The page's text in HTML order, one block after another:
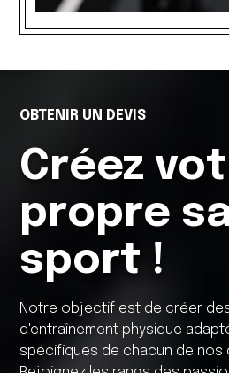
OBTENIR UN DEVIS
Créez
propre
sport !
Notre objectif est de créer
d'entraînement physique
spécifiques de chacun de nos